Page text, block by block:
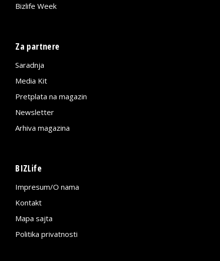
Bizlife Week
Za partnere
Saradnja
Media Kit
Pretplata na magazin
Newsletter
Arhiva magazina
BIZLife
Impresum/O nama
Kontakt
Mapa sajta
Politika privatnosti